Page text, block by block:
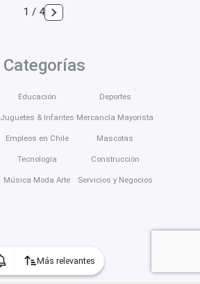
Más relevantes
1 / 4
Categorías
Educación
Juguetes & Infantes
Empleos en Chile
Tecnología
Música Moda Arte
Deportes
Mercancía Mayorista
Mascotas
Construcción
Servicios y Negocios